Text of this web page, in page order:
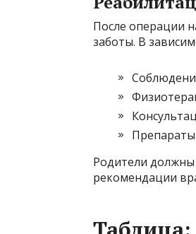
После операции
заботы. В
Родители должны
рекомендации